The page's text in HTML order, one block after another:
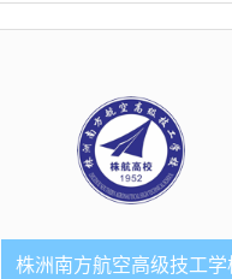
株洲南方航空高级技工学